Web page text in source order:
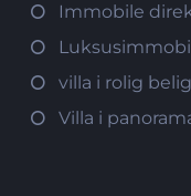
Immobile
villa i rolig
Villa i